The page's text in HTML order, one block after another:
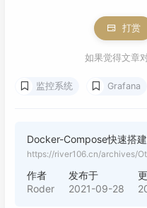
打赏
如果觉得文章
监控系统 Grafana
Docker-Compose快速搭
https://river106.cn/archives/
作者
Roder
发布于
2021-09-28